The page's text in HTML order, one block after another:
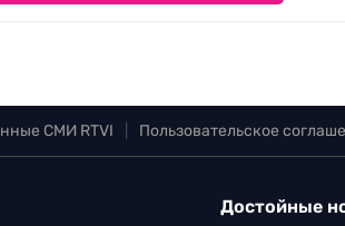
СМИ RTVI Пользовательское
Достойные